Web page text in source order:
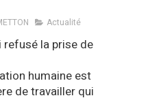
Actualité
refusé la prise de
humaine est
de travailler qui